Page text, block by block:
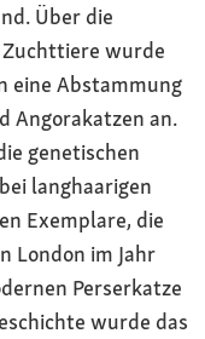
Über die
wurde
eine Abstammung
Angorakatzen an.
genetischen
langhaarigen
Exemplare, die
London im Jahr
Perserkatze
wurde das